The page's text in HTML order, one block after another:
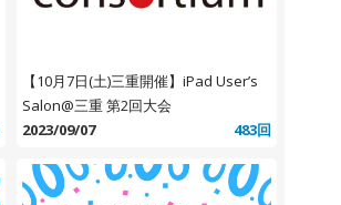
【10月7日(土)三重開催】iPad User’s
Salon@三重 第2回大会
2023/09/07
483回